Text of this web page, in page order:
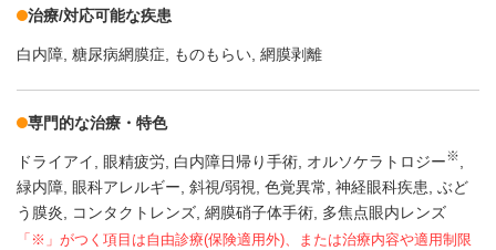
治療/対応可能な疾患
白内障 糖尿病網膜症 ものもらい 網膜剥離
専門的な治療・特色
ドライアイ 眼精疲労 白内障日帰り手術 オルソケラトロジー※
緑内障 眼科アレルギー 斜視/弱視 色覚異常 神経眼科疾患 ぶど
う膜炎
コンタクトレンズ 網膜硝子体手術 多焦点眼内レンズ
「※」がつく項目は自由診療(保険適用外)、または治療内容や適用制限